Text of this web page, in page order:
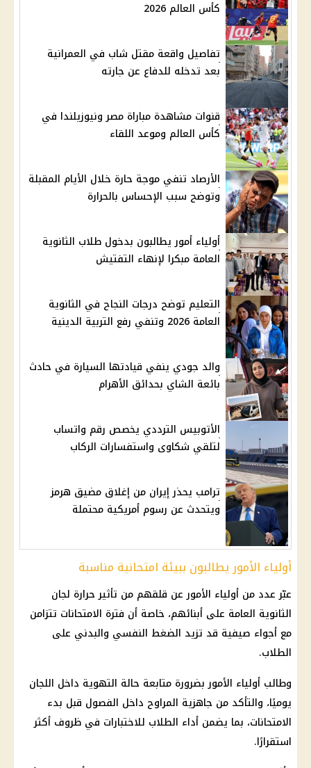
كأس العالم 2026
تفاصيل واقعة مقتل شاب في العمرانية
بعد تدخله للدفاع عن جارته
قنوات مشاهدة مباراة مصر ونيوزيلندا في
كأس العالم وموعد اللقاء
الأرصاد تنفي موجة حارة خلال الأيام المقبلة
وتوضح سبب الإحساس بالحرارة
أولياء أمور يطالبون بدخول طلاب الثانوية
العامة مبكرا لإنهاء التفتيش
التعليم توضح درجات النجاح في الثانوية
العامة 2026 وتنفي رفع التربية الدينية
والد جودي ينفي قيادتها السيارة في حادث
بائعة الشاي بحدائق الأهرام
الأتوبيس الترددي يخصص رقم واتساب
لتلقي شكاوى واستفسارات الركاب
ترامب يحذر إيران من إغلاق مضيق هرمز
ويتحدث عن رسوم أمريكية محتملة
أولياء الأمور يطالبون ببيئة امتحانية مناسبة
عبّر عدد من أولياء الأمور عن قلقهم من تأثير حرارة لجان
الثانوية العامة على أبنائهم، خاصة أن فترة الامتحانات تتزامن
مع أجواء صيفية قد تزيد الضغط النفسي والبدني على
الطلاب.
وطالب أولياء الأمور بضرورة متابعة حالة التهوية داخل اللجان
يوميًا، والتأكد من جاهزية المراوح داخل الفصول قبل بدء
الامتحانات، بما يضمن أداء الطلاب للاختبارات في ظروف أكثر
استقرارًا.